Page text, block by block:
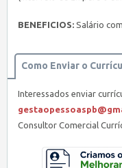
BENEFICIOS: Salário
Como Enviar o
Interessados enviar
Consultor Comercial